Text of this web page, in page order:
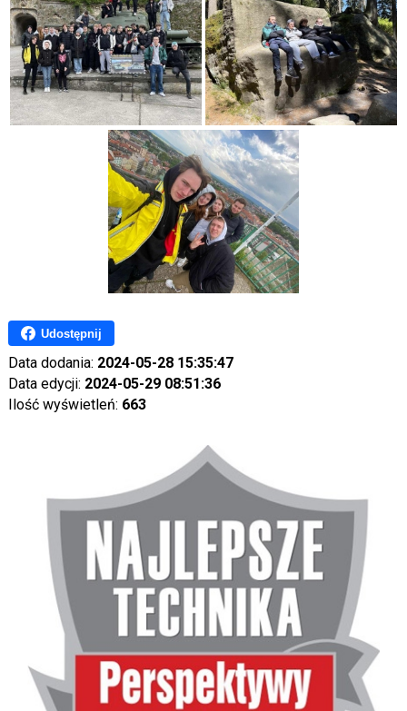
Udostępnij
Data dodania: 2024-05-28 15:35:47
Data edycji: 2024-05-29 08:51:36
Ilość wyświetleń: 663